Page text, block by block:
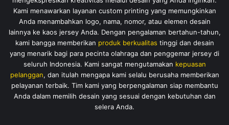
Kami menawarkan layanan custom printing yang memungkinkan
Anda menambahkan logo, nama, nomor, atau elemen desain
lainnya ke kaos jersey Anda. Dengan pengalaman bertahun-tahun,
kami bangga memberikan produk berkualitas tinggi dan desain
yang menarik bagi para pecinta olahraga dan penggemar jersey di
seluruh Indonesia. Kami sangat mengutamakan kepuasan
pelanggan, dan itulah mengapa kami selalu berusaha memberikan
pelayanan terbaik. Tim kami yang berpengalaman siap membantu
Anda dalam memilih desain yang sesuai dengan kebutuhan dan
selera Anda.